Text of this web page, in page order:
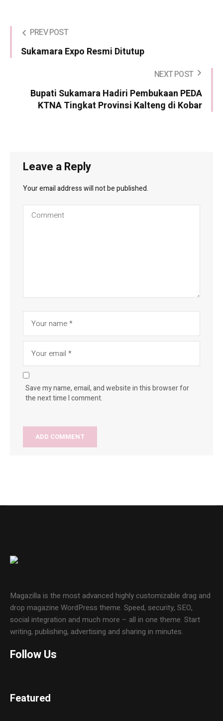
PREV POST
Sukamara Expo Resmi Ditutup
NEXT POST
Bupati Sukamara Hadiri Pembukaan PEDA
KTNA Tingkat Provinsi Kalteng di Kobar
Leave a Reply
Your email address will not be published.
Save my name, email, and website in this browser for
the next time I comment.
Magazilla is the most advanced highly customizable drag and
drop magazine WordPress theme. Speed, security, SEO,
social integration and much more – all in one theme. Start
writing, publishing, advertising and sharing in minutes.
Follow Us
Featured